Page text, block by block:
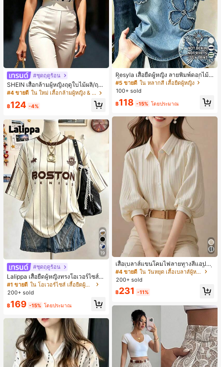
#ชุดฤดูร้อน
SHEIN เสื้อกล้ามผู้หญิงฤดูใบไม้ผลิ/ฤดูร้
อน ใหม่ สไตล์มินิมอลลำลองหรูหรา สีบ
ล็อก ลายจุด คอวี แพตช์เวิร์ก ชายระบา
ย แขนกุด ทรงเข้ารูป อเนกประสงค์, เสื้อ
หญิง, เสื้อเที่ยวพักผ่อนผู้หญิง
#4 ขายดี ใน ใหม่ เสื้อกล้ามผู้หญิง & Camis
฿124 -4%
19
#ชุดฤดูร้อน
Lalippa เสื้อยืดผู้หญิงทรงโอเวอร์ไซส์ค
วามยาวกลาง คอกลม ไหล่ตก ลายพิมพ์
ตัวอักษรและลายทางแนวตั้ง สไตล์แฟชั่
#1 ขายดี
ใน โอเวอร์ไซส์ เสื้อยืดผู้หญิง
200+ sold
฿169 -15% โดยประมาณ
17
Resyla เสื้อยืดผู้หญิง ลายพิมพ์ดอกไม้สี
น้ำเงินวินเทจ เสื้อสำหรับออกไปเที่ยวฤ
ดูร้อน ดีไซน์กราฟิก สบายๆ อเนกประสง
ค์ สวมใส่ประจำวัน กลางแจ้ง ช้อปปิ้ง ท่
องเที่ยวกลางแจ้ง
#5 ขายดี ใน หลากสี เสื้อยืดผู้หญิง
100+ sold
฿118 -15% โดยประมาณ
เสื้อเบลาส์แขนโคมไฟลายทางสีแอปริค
อตที่หรูหราสำหรับผู้หญิง, เสื้อแขนสั้นที่
ใช้ได้หลากหลายสำหรับการเดินทาง, ตั
ดแบบสุ่มสำหรับฤดูร้อน
#4 ขายดี
ใน วันหยุด เสื้อเบลาส์ผู้หญิง
200+ sold
฿231 -11%